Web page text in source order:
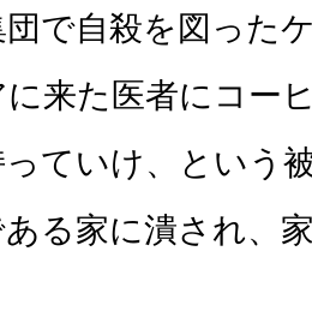
で自殺を図った
に来た医者にコー
ていけ、という
ある家に潰され、